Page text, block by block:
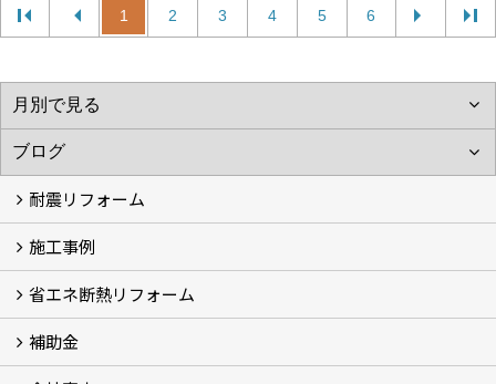
1 2 3 4 5 6
耐震リフォーム
空設計の耐震診断
耐震診断と耐震補強 動画
耐震診断レポート
減災セミナー・耐震基準と熊本地震 動画
耐震診断と耐震補強 解説
耐震診断Q&A
施工事例
施工事例
浴室の劣化改修と耐震補強 動画
浴室の劣化改修と耐震補強①
浴室の劣化改修と耐震補強②
省エネ断熱リフォーム
省エネ診断
省エネリフォーム
補助金